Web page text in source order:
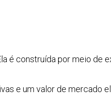
é construída por meio de
e um valor de mercado